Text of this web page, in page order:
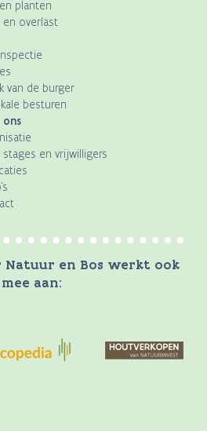
planten
en overlast
van de burger
besturen
ons
stages en vrijwilligers
Natuur en Bos werkt ook
mee aan: